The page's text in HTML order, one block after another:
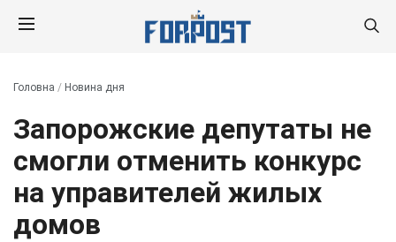
Головна / Новина дня
Запорожские депутаты не
смогли отменить конкурс
на управителей жилых
домов